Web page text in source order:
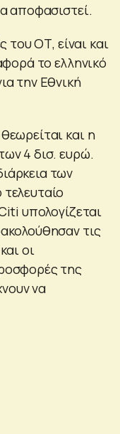
αποφασιστεί.
του ΟΤ, είναι και
το ελληνικό
την Εθνική
και η
4 δισ. ευρώ.
των
υπολογίζεται
τις
οι
της
να